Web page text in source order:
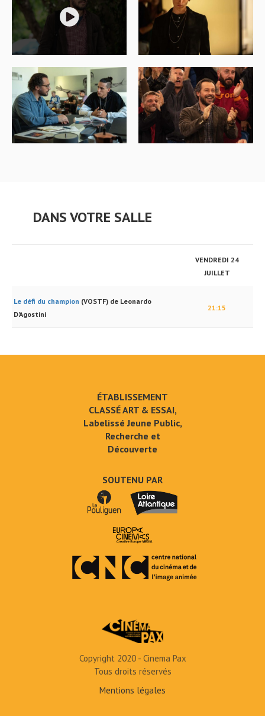
DANS VOTRE SALLE
VENDREDI 24
JUILLET
Le défi du champion (VOSTF) de Leonardo
D'Agostini
21:15
ÉTABLISSEMENT
CLASSÉ ART & ESSAI,
Labelissé Jeune Public,
Recherche et
Découverte
SOUTENU PAR
Copyright 2020 - Cinema Pax
Tous droits réservés
Mentions légales